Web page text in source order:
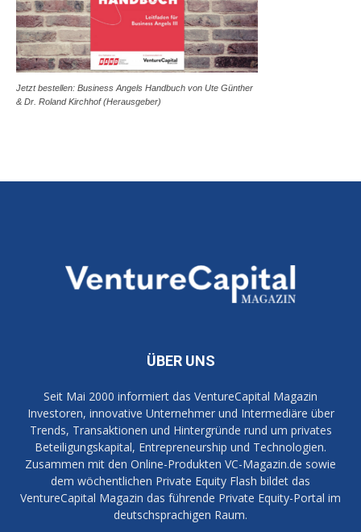
Jetzt bestellen: Business Angels Handbuch von Ute Günther
& Dr. Roland Kirchhof (Herausgeber)
ÜBER UNS
Seit Mai 2000 informiert das VentureCapital Magazin
Investoren, innovative Unternehmer und Intermediäre über
Trends, Transaktionen und Hintergründe rund um privates
Beteiligungskapital, Entrepreneurship und Technologien.
Zusammen mit den Online-Produkten VC-Magazin.de sowie
dem wöchentlichen Private Equity Flash bildet das
VentureCapital Magazin das führende Private Equity-Portal im
deutschsprachigen Raum.